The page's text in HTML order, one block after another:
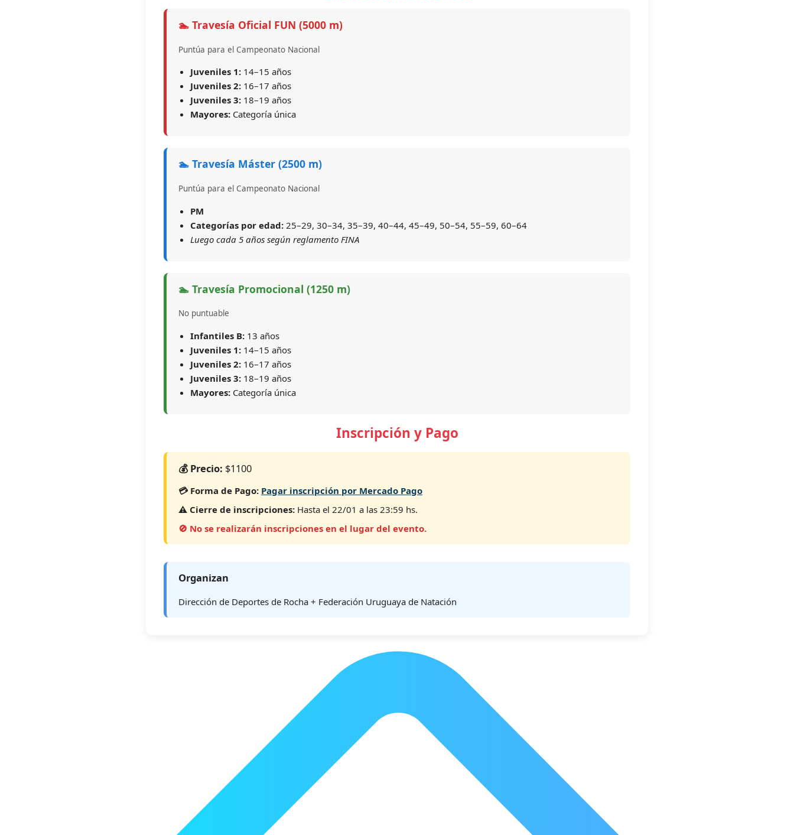
🏊 Travesía Oficial FUN (5000 m)
Puntúa para el Campeonato Nacional
Juveniles 1: 14–15 años
Juveniles 2: 16–17 años
Juveniles 3: 18–19 años
Mayores: Categoría única
🏊 Travesía Máster (2500 m)
Puntúa para el Campeonato Nacional
PM
Categorías por edad: 25–29, 30–34, 35–39, 40–44, 45–49, 50–54, 55–59, 60–64
Luego cada 5 años según reglamento FINA
🏊 Travesía Promocional (1250 m)
No puntuable
Infantiles B: 13 años
Juveniles 1: 14–15 años
Juveniles 2: 16–17 años
Juveniles 3: 18–19 años
Mayores: Categoría única
Inscripción y Pago
💰 Precio: $1100
💳 Forma de Pago: Pagar inscripción por Mercado Pago
⚠️ Cierre de inscripciones: Hasta el 22/01 a las 23:59 hs.
🚫 No se realizarán inscripciones en el lugar del evento.
Organizan
Dirección de Deportes de Rocha + Federación Uruguaya de Natación